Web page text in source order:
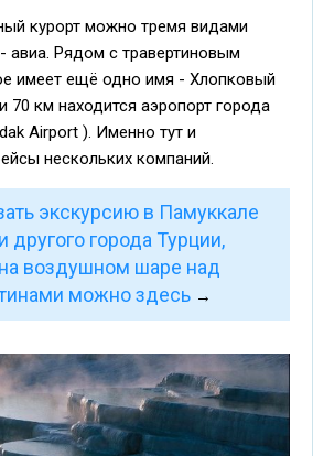
курорт можно тремя видами
авиа. Рядом с травертиновым
имеет ещё одно имя - Хлопковый
70 км находится аэропорт города
Airport ). Именно тут и
нескольких компаний.
экскурсию в Памуккале
другого города Турции,
на воздушном шаре над
можно здесь →